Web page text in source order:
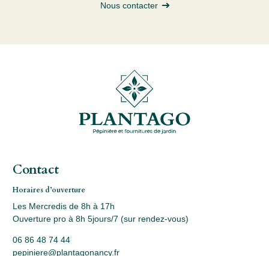
Nous contacter
Contact
Horaires d’ouverture
Les Mercredis de 8h à 17h
Ouverture pro à 8h 5jours/7 (sur rendez-vous)
06 86 48 74 44
pepiniere@plantagonancy.fr